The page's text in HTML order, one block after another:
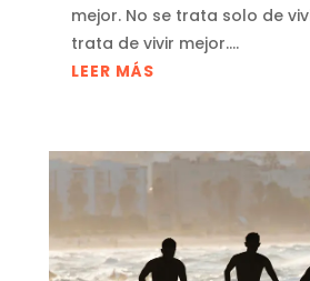
mejor. No se trata solo de
trata de vivir mejor....
LEER MÁS